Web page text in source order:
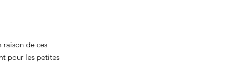
de ces
pour les petites